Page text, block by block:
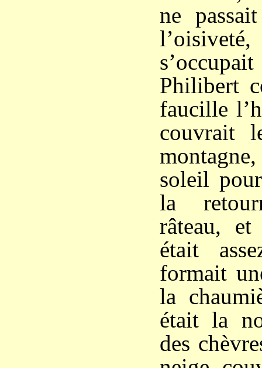
ne
Philibert
faucille
couvrait
soleil
la
râteau, et
était
formait
la
était la
des